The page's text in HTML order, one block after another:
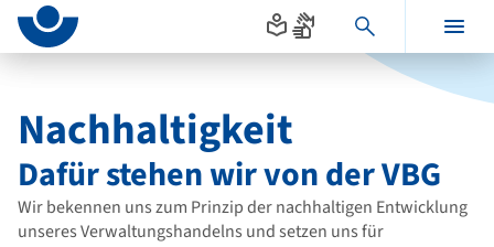
Seitenanfang
zum
Inhalt
zur
Navigation
Nachhaltigkeit
Dafür stehen wir von der VBG
Wir bekennen uns zum Prinzip der nachhaltigen Entwicklung
unseres Verwaltungshandelns und setzen uns für